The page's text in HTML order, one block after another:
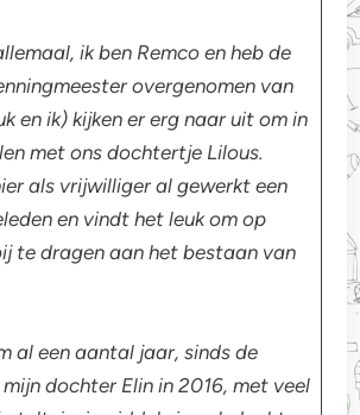
ik ben Remco en heb de
overgenomen van
en ik) kijken er erg naar uit om in
met ons dochtertje Lilous.
als vrijwilliger al gewerkt een
en vindt het leuk om op
te dragen aan het bestaan van
al een aantal jaar, sinds de
dochter Elin in 2016, met veel